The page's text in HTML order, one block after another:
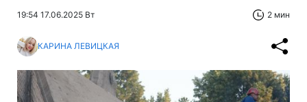
19:54 17.06.2025 Вт 2 мин
КАРИНА ЛЕВИЦКАЯ